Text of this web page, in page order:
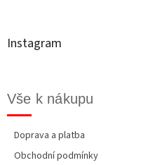
Instagram
Vše k nákupu
Doprava a platba
Obchodní podmínky